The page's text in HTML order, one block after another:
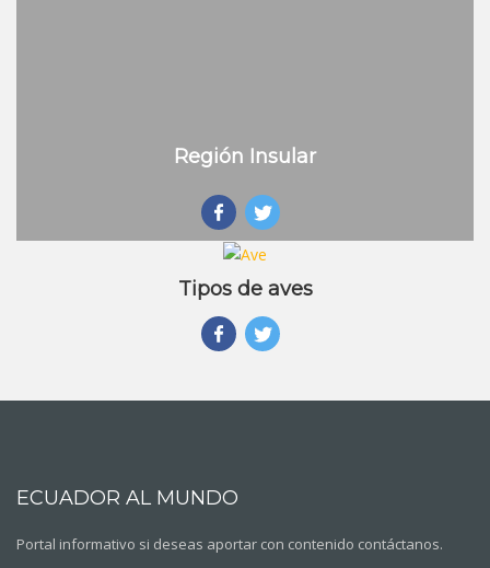
Región Insular
Tipos de aves
ECUADOR AL MUNDO
Portal informativo si deseas aportar con contenido contáctanos.